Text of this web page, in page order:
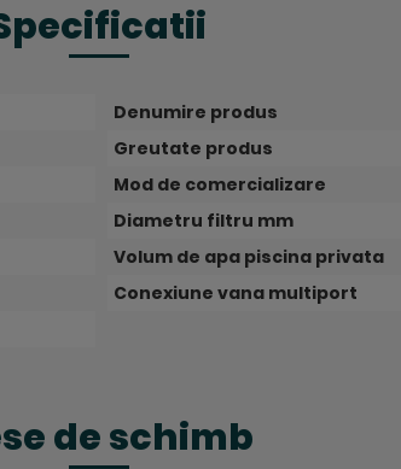
Denumire produs
Greutate produs
Mod de comercializare
Diametru filtru mm
Volum de apa piscina privata
Conexiune vana multiport
de schimb